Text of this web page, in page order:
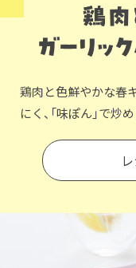
鶏肉と色鮮やかな春
にく、「味ぽん」で炒